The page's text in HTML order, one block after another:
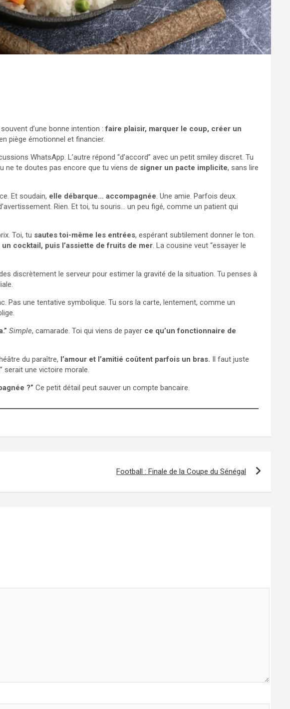
d’une bonne intention :faire plaisir, marquer le coup, créer un
piège émotionnel et financier.
WhatsApp. L’autre répond “d’accord” avec un petit smiley discret. Tu
ne te doutes pas encore que tu viens de signer un pacte implicite, sans lire
Et soudain, elle débarque… accompagnée. Une amie. Parfois deux.
Rien. Et toi, tu souris… un peu figé, comme un patient qui
Toi, tu sautes toi-même les entrées, espérant subtilement donner le ton.
un cocktail, puis l’assiette de fruits de mer. La cousine veut “essayer le
discrètement le serveur pour estimer la gravité de la situation. Tu penses à
Pas une tentative symbolique. Tu sors la carte, lentement, comme un
Simple, camarade. Toi qui viens de payer ce qu’un fonctionnaire de
du paraître, l’amour et l’amitié coûtent parfois un bras. Il faut juste
serait une victoire morale.
?” Ce petit détail peut sauver un compte bancaire.
Football : Finale de la Coupe du Sénégal